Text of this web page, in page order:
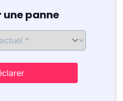
une panne